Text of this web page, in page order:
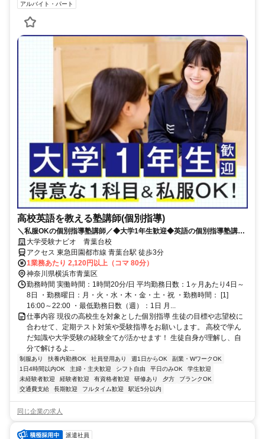
アルバイト・パート
高校英語を教える塾講師(個別指導)
＼私服OKの個別指導塾講師／◆大学1年生歓迎◆英語の個別指導塾講師
★高校で覚えた内容が活かせる！
大学受験ナビオ 青葉台校
アクセス 東急田園都市線 青葉台駅 徒歩3分
1業務あたり 2,120円以上（コマ 80分）
神奈川県横浜市青葉区
勤務時間 実働時間：1時間20分/日 平均勤務日数：1ヶ月あたり4日～
8日 ・勤務曜日：月・火・水・木・金・土・祝 ・勤務時間： [1]
16:00～22:00 ・最低勤務日数（週）：1日 月...
仕事内容 現役の高校生を対象とした個別指導 生徒の目標や志望校に
合わせて、定期テスト対策や受験指導をお願いします。 高校で学ん
だ知識や大学受験の経験全てが活かせます！ 生徒自身が理解し、自
分で解けるよ...
制服あり 扶養内勤務OK 社員登用あり 週1日からOK
副業・WワークOK
1日4時間以内OK
主婦・主夫歓迎 シフト自由 平日のみOK
学生歓迎
未経験者歓迎
経験者歓迎 有資格者歓迎 研修あり 夕方
ブランクOK
交通費支給
長期歓迎 フルタイム歓迎 駅近5分以内
同じ企業の求人
派遣社員